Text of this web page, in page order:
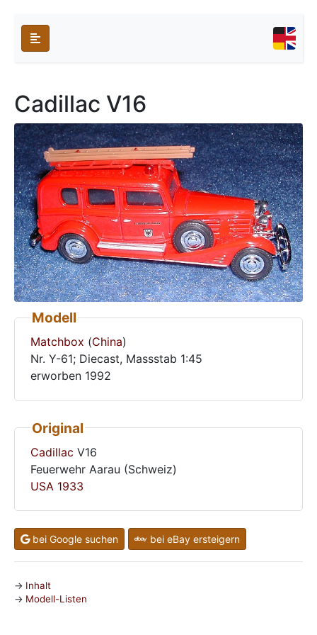
Cadillac V16
Modell
Matchbox (China)
Nr. Y-61; Diecast, Massstab 1:45
erworben 1992
Original
Cadillac V16
Feuerwehr Aarau (Schweiz)
USA 1933
bei Google suchen bei eBay ersteigern
Inhalt
Modell-Listen